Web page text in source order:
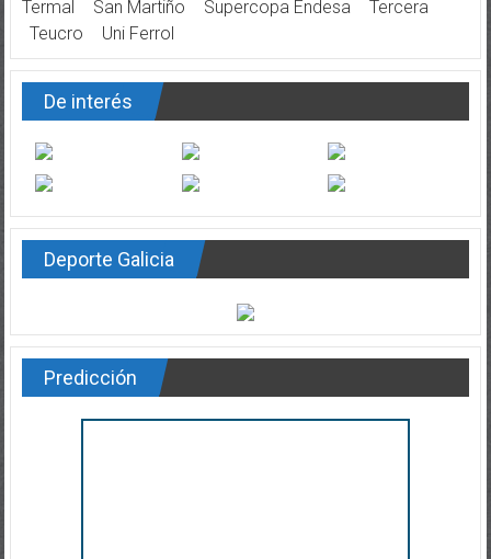
Termal
San Martiño Supercopa Endesa
Tercera
Teucro
Uni Ferrol
De interés
Deporte Galicia
Predicción